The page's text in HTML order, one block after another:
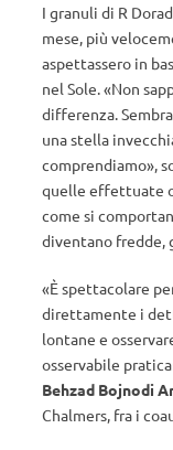
I granuli di R
mese, più
aspettassero in
nel Sole. «Non
differenza.
una stella
comprendiamo»,
quelle effettuate
come si
diventano fredde,
«È spettacolare
direttamente i
lontane e
osservabile
Behzad Bojnodi
Chalmers, fra i